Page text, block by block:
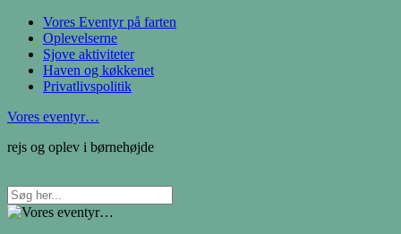
Vores Eventyr på farten
Oplevelserne
Sjove aktiviteter
Haven og køkkenet
Privatlivspolitik
Vores eventyr…
rejs og oplev i børnehøjde